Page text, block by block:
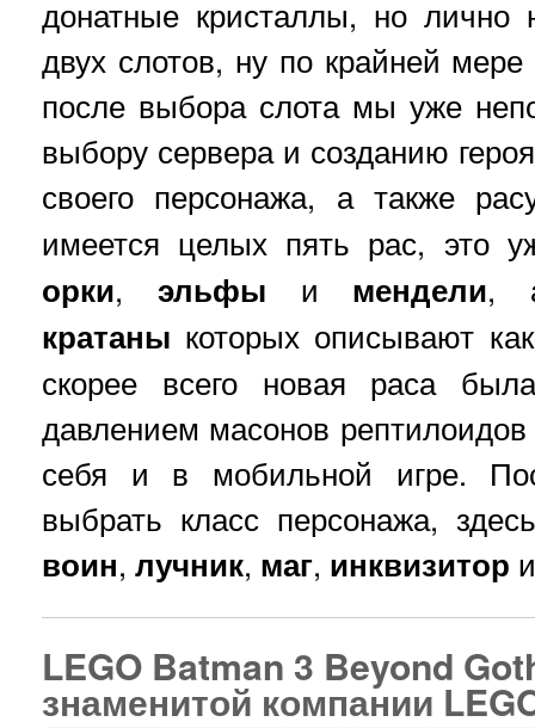
донатные кристаллы, но лично
двух слотов, ну по крайней
после выбора слота мы уже
выбору сервера и созданию
своего персонажа, а также
имеется целых пять рас, это
орки, эльфы и мендели,
кратаны которых описывают
скорее всего новая раса
давлением масонов
себя и в мобильной игре.
выбрать класс персонажа,
воин, лучник, маг, инквизитор
LEGO Batman 3 Beyond
знаменитой компании